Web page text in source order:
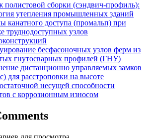
полистовой сборки (сэндвич-профиль):
утепления промышленных зданий
канатного доступа (промальп) при
труднодоступных узлов
бесфасоночных узлов ферм из
гнутосварных профилей (ГНУ)
дистанционно управляемых замков
для расстроповки на высоте
несущей способности
с коррозионным износом